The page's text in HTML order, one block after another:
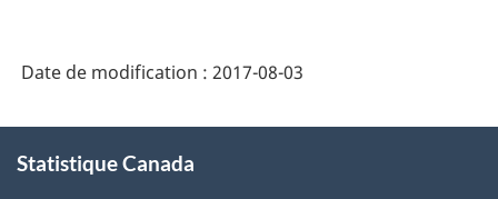
Date de modification : 2017-08-03
propos
Statistique Canada